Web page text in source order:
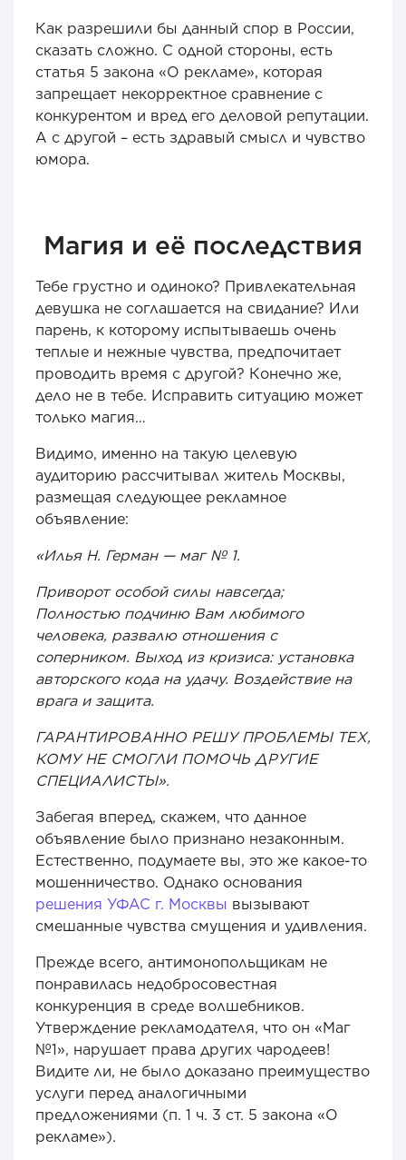
Как разрешили бы данный спор в России,
сказать сложно. С одной стороны, есть
статья 5 закона «О рекламе», которая
запрещает некорректное сравнение с
конкурентом и вред его деловой репутации.
А с другой – есть здравый смысл и чувство
юмора.
Магия и её последствия
Тебе грустно и одиноко? Привлекательная
девушка не соглашается на свидание? Или
парень, к которому испытываешь очень
теплые и нежные чувства, предпочитает
проводить время с другой? Конечно же,
дело не в тебе. Исправить ситуацию может
только магия…
Видимо, именно на такую целевую
аудиторию рассчитывал житель Москвы,
размещая следующее рекламное
объявление:
«Илья Н. Герман — маг № 1.
Приворот особой силы навсегда;
Полностью подчиню Вам любимого
человека, развалю отношения с
соперником. Выход из кризиса: установка
авторского кода на удачу. Воздействие на
врага и защита.
ГАРАНТИРОВАННО РЕШУ ПРОБЛЕМЫ ТЕХ,
КОМУ НЕ СМОГЛИ ПОМОЧЬ ДРУГИЕ
СПЕЦИАЛИСТЫ».
Забегая вперед, скажем, что данное
объявление было признано незаконным.
Естественно, подумаете вы, это же какое-то
мошенничество. Однако основания
решения УФАС г. Москвы вызывают
смешанные чувства смущения и удивления.
Прежде всего, антимонопольщикам не
понравилась недобросовестная
конкуренция в среде волшебников.
Утверждение рекламодателя, что он «Маг
№1», нарушает права других чародеев!
Видите ли, не было доказано преимущество
услуги перед аналогичными
предложениями (п. 1 ч. 3 ст. 5 закона «О
рекламе»).